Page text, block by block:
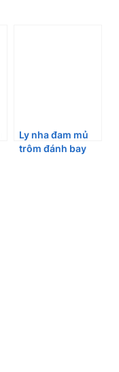
Ly nha đam mủ
trôm đánh bay